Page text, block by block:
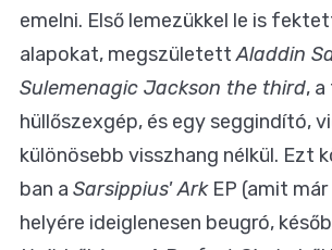
emelni. Első lemezükkel le is
alapokat, megszületettAladdin
Sulemenagic Jackson the third,
hüllőszexgép, és egy seggindító,
különösebb visszhang nélkül. Ezt
ban a Sarsippius' ArkEP (amit már
helyére ideiglenesen beugró,